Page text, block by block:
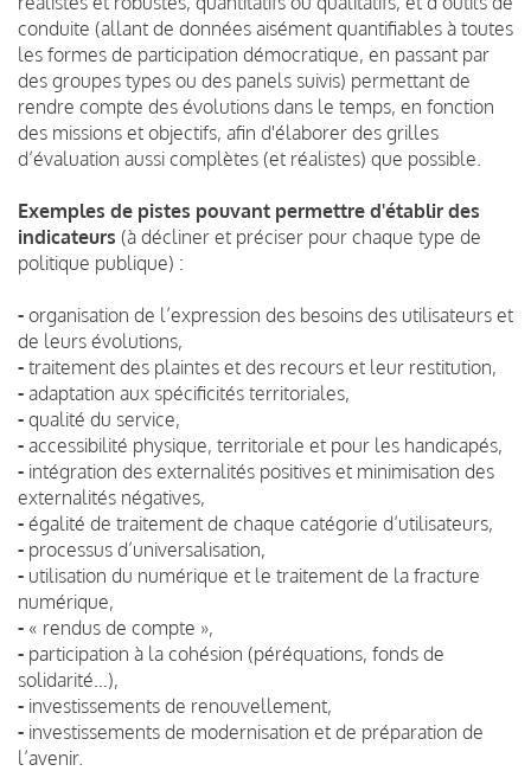
conduite (allant de données aisément quantifiables à toutes
les formes de participation démocratique, en passant par
des groupes types ou des panels suivis) permettant de
rendre compte des évolutions dans le temps, en fonction
des missions et objectifs, afin d'élaborer des grilles
d’évaluation aussi complètes (et réalistes) que possible.
Exemples de pistes pouvant permettre d'établir des
indicateurs (à décliner et préciser pour chaque type de
politique publique) :
- organisation de l’expression des besoins des utilisateurs et
de leurs évolutions,
- traitement des plaintes et des recours et leur restitution,
- adaptation aux spécificités territoriales,
- qualité du service,
- accessibilité physique, territoriale et pour les handicapés,
- intégration des externalités positives et minimisation des
externalités négatives,
- égalité de traitement de chaque catégorie d’utilisateurs,
- processus d’universalisation,
- utilisation du numérique et le traitement de la fracture
numérique,
- « rendus de compte »,
- participation à la cohésion (péréquations, fonds de
solidarité…),
- investissements de renouvellement,
- investissements de modernisation et de préparation de
l’avenir.